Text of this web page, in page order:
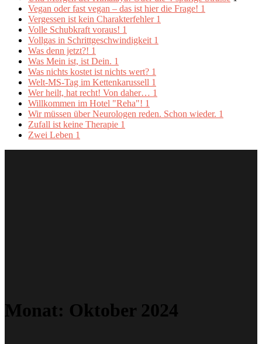
Vegan oder fast vegan – das ist hier die Frage! 1
Vergessen ist kein Charakterfehler 1
Volle Schubkraft voraus! 1
Vollgas in Schrittgeschwindigkeit 1
Was denn jetzt?! 1
Was Mein ist, ist Dein. 1
Was nichts kostet ist nichts wert? 1
Welt-MS-Tag im Kettenkarussell 1
Wer heilt, hat recht! Von daher… 1
Willkommen im Hotel "Reha"! 1
Wir müssen über Neurologen reden. Schon wieder. 1
Zufall ist keine Therapie 1
Zwei Leben 1
Monat: Oktober 2024